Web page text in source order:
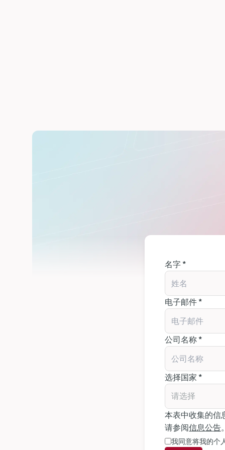
名字 *
电子邮件 *
公司名称 *
选择国家 *
请选择
本表中收集的信
请参阅信息公告
我同意将我的个